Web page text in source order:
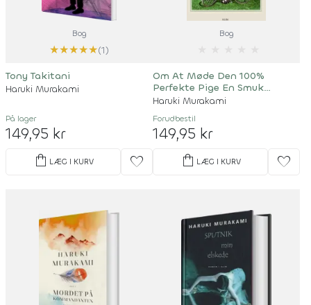
Bog
★★★★★(1)
Tony Takitani
Haruki Murakami
På lager
149,95 kr
shopping_bag LÆG I KURV favorite
Bog
Om At Møde Den 100%
Perfekte Pige En Smuk
Aprilmorgen
Haruki Murakami
Forudbestil
149,95 kr
shopping_bag LÆG I KURV favorite